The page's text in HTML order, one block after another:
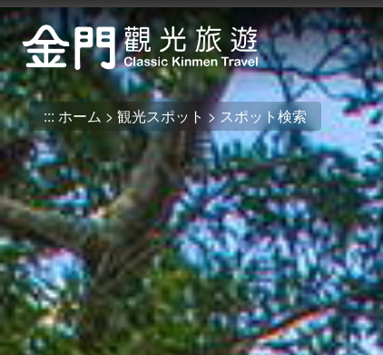
メ
イ
ン
コ
ン
テ
ン
ツ
セ
ク
シ
ョ
ン
に
く
:::
::: ホーム 観光スポット スポット検索